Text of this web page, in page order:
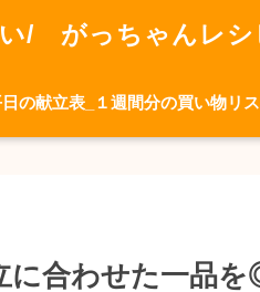
/ がっちゃんレシ
の献立表_１週間分の買い物リス
に合わせた一品